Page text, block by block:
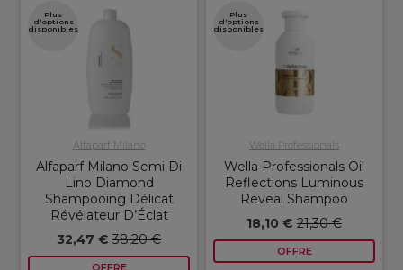
Plus
d'options
disponibles
Alfaparf Milano
Alfaparf Milano Semi Di
Lino Diamond
Shampooing Délicat
Révélateur D’Éclat
32,47 € 38,20 €
Plus
d'options
disponibles
Wella Professionals
Wella Professionals Oil
Reflections Luminous
Reveal Shampoo
18,10 € 21,30 €
OFFRE